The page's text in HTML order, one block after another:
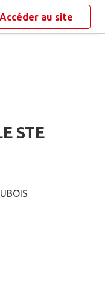
Accéder au site
STE